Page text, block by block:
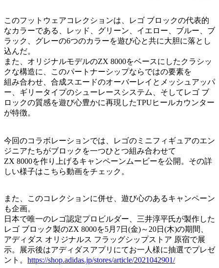
このフットウェアコレクションは、レゴ ブロックの代表的
なカラーである、レッド、グリーン、イエロー、ブルー、ブ
ラック、グレーの6つのカラーを遊び心と共に大胆に落とし
込んだ。
また、オリジナルモデルのZX 8000をベースにしたクラシッ
クな構造に、このパートナーシップならではの要素を
組み合わせ、合成スエードのオーバーレイとメッシュアッパ
ー、ギリータイプのシューレースシステム、そしてレゴ ブ
ロックの質感を遊び心豊かに再現したTPUヒールカウンター
が特徴。
今回のコラボレーションでは、レゴのミニフィギュアのエン
ジニアたちがブロックを一つひとつ組み合わせて
ZX 8000を作り上げるキャンペーンムービーを公開。その詳
しい様子はこちら動画をチェック。
また、このコレクションに併せ、遊び心のあるキャンペーン
も企画。
日本で唯一のレゴ認定プロビルダー、三井淳平氏が製作した
レゴ ブロック製のZX 8000を5月7日(金)～20日(木)の期間、
アディダス オリジナルス フラッグシップストア 原宿で展
示。展示後はアディダスアプリにてお一人様に抽選でプレゼ
ント。 https://shop.adidas.jp/stores/article/2021042901/